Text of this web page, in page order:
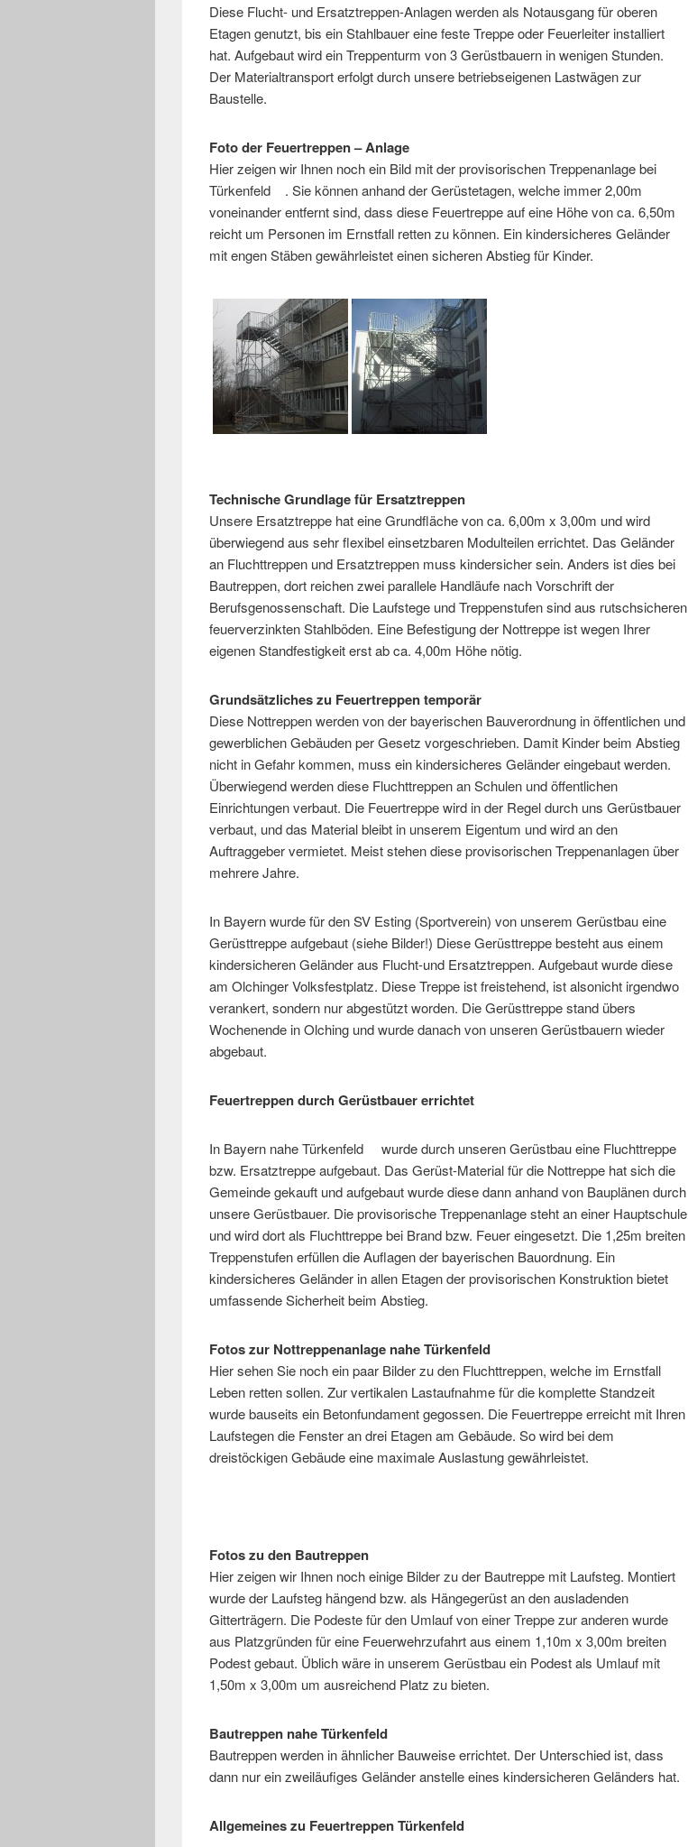
Diese Flucht- und Ersatztreppen-Anlagen werden als Notausgang für oberen
Etagen genutzt, bis ein Stahlbauer eine feste Treppe oder Feuerleiter installiert
hat. Aufgebaut wird ein Treppenturm von 3 Gerüstbauern in wenigen Stunden.
Der Materialtransport erfolgt durch unsere betriebseigenen Lastwägen zur
Baustelle.
Foto der Feuertreppen – Anlage
Hier zeigen wir Ihnen noch ein Bild mit der provisorischen Treppenanlage bei
Türkenfeld . Sie können anhand der Gerüstetagen, welche immer 2,00m
voneinander entfernt sind, dass diese Feuertreppe auf eine Höhe von ca. 6,50m
reicht um Personen im Ernstfall retten zu können. Ein kindersicheres Geländer
mit engen Stäben gewährleistet einen sicheren Abstieg für Kinder.
Technische Grundlage für Ersatztreppen
Unsere Ersatztreppe hat eine Grundfläche von ca. 6,00m x 3,00m und wird
überwiegend aus sehr flexibel einsetzbaren Modulteilen errichtet. Das Geländer
an Fluchttreppen und Ersatztreppen muss kindersicher sein. Anders ist dies bei
Bautreppen, dort reichen zwei parallele Handläufe nach Vorschrift der
Berufsgenossenschaft. Die Laufstege und Treppenstufen sind aus rutschsicheren
feuerverzinkten Stahlböden. Eine Befestigung der Nottreppe ist wegen Ihrer
eigenen Standfestigkeit erst ab ca. 4,00m Höhe nötig.
Grundsätzliches zu Feuertreppen temporär
Diese Nottreppen werden von der bayerischen Bauverordnung in öffentlichen und
gewerblichen Gebäuden per Gesetz vorgeschrieben. Damit Kinder beim Abstieg
nicht in Gefahr kommen, muss ein kindersicheres Geländer eingebaut werden.
Überwiegend werden diese Fluchttreppen an Schulen und öffentlichen
Einrichtungen verbaut. Die Feuertreppe wird in der Regel durch uns Gerüstbauer
verbaut, und das Material bleibt in unserem Eigentum und wird an den
Auftraggeber vermietet. Meist stehen diese provisorischen Treppenanlagen über
mehrere Jahre.
In Bayern wurde für den SV Esting (Sportverein) von unserem Gerüstbau eine
Gerüsttreppe aufgebaut (siehe Bilder!) Diese Gerüsttreppe besteht aus einem
kindersicheren Geländer aus Flucht-und Ersatztreppen. Aufgebaut wurde diese
am Olchinger Volksfestplatz. Diese Treppe ist freistehend, ist alsonicht irgendwo
verankert, sondern nur abgestützt worden. Die Gerüsttreppe stand übers
Wochenende in Olching und wurde danach von unseren Gerüstbauern wieder
abgebaut.
Feuertreppen durch Gerüstbauer errichtet
In Bayern nahe Türkenfeld wurde durch unseren Gerüstbau eine Fluchttreppe
bzw. Ersatztreppe aufgebaut. Das Gerüst-Material für die Nottreppe hat sich die
Gemeinde gekauft und aufgebaut wurde diese dann anhand von Bauplänen durch
unsere Gerüstbauer. Die provisorische Treppenanlage steht an einer Hauptschule
und wird dort als Fluchttreppe bei Brand bzw. Feuer eingesetzt. Die 1,25m breiten
Treppenstufen erfüllen die Auflagen der bayerischen Bauordnung. Ein
kindersicheres Geländer in allen Etagen der provisorischen Konstruktion bietet
umfassende Sicherheit beim Abstieg.
Fotos zur Nottreppenanlage nahe Türkenfeld
Hier sehen Sie noch ein paar Bilder zu den Fluchttreppen, welche im Ernstfall
Leben retten sollen. Zur vertikalen Lastaufnahme für die komplette Standzeit
wurde bauseits ein Betonfundament gegossen. Die Feuertreppe erreicht mit Ihren
Laufstegen die Fenster an drei Etagen am Gebäude. So wird bei dem
dreistöckigen Gebäude eine maximale Auslastung gewährleistet.
Fotos zu den Bautreppen
Hier zeigen wir Ihnen noch einige Bilder zu der Bautreppe mit Laufsteg. Montiert
wurde der Laufsteg hängend bzw. als Hängegerüst an den ausladenden
Gitterträgern. Die Podeste für den Umlauf von einer Treppe zur anderen wurde
aus Platzgründen für eine Feuerwehrzufahrt aus einem 1,10m x 3,00m breiten
Podest gebaut. Üblich wäre in unserem Gerüstbau ein Podest als Umlauf mit
1,50m x 3,00m um ausreichend Platz zu bieten.
Bautreppen nahe Türkenfeld
Bautreppen werden in ähnlicher Bauweise errichtet. Der Unterschied ist, dass
dann nur ein zweiläufiges Geländer anstelle eines kindersicheren Geländers hat.
Allgemeines zu Feuertreppen Türkenfeld